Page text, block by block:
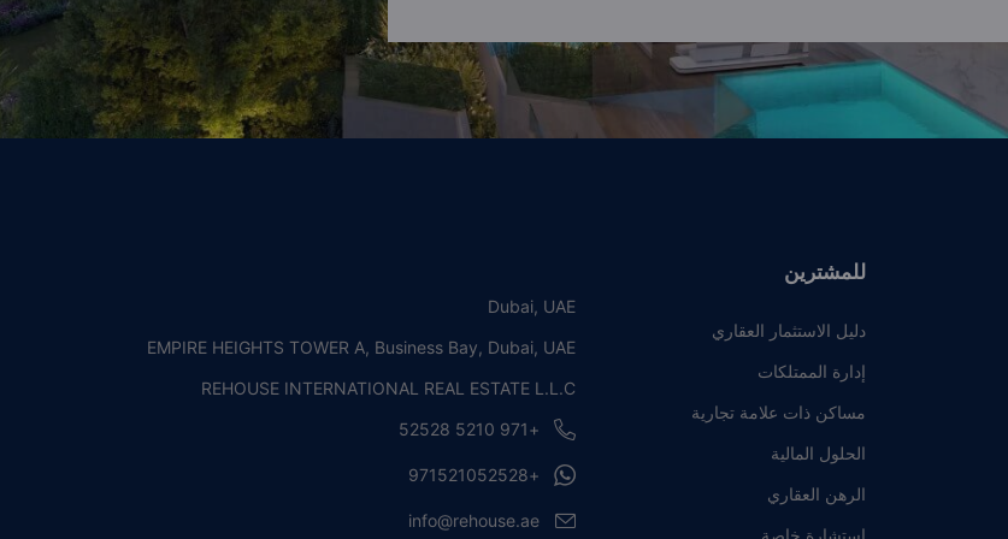
للمشترين
دليل الاستثمار العقاري
إدارة الممتلكات
مساكن ذات علامة تجارية
الحلول المالية
الرهن العقاري
Dubai, UAE
EMPIRE HEIGHTS TOWER A, Business Bay, Dubai, UAE
REHOUSE INTERNATIONAL REAL ESTATE L.L.C
+971 5210 52528
+971521052528
info@rehouse.ae